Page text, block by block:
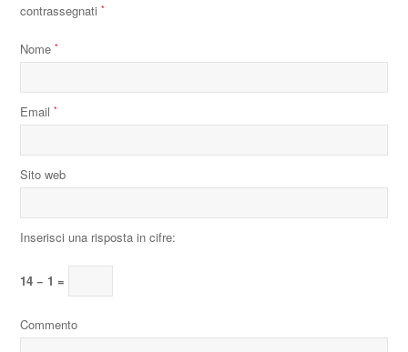
contrassegnati*
Nome*
Email*
Sito web
Inserisci una risposta in cifre:
14 − 1 =
Commento